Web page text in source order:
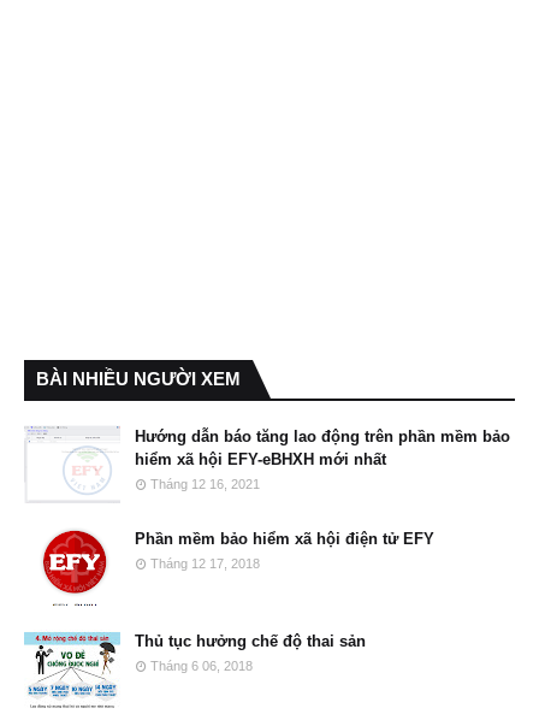
BÀI NHIỀU NGƯỜI XEM
Hướng dẫn báo tăng lao động trên phần mềm bảo
hiểm xã hội EFY-eBHXH mới nhất
Tháng 12 16, 2021
Phần mềm bảo hiểm xã hội điện tử EFY
Tháng 12 17, 2018
Thủ tục hưởng chế độ thai sản
Tháng 6 06, 2018